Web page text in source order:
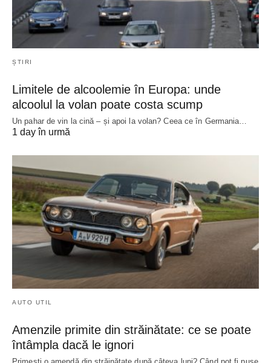
ȘTIRI
Limitele de alcoolemie în Europa: unde
alcoolul la volan poate costa scump
Un pahar de vin la cină – și apoi la volan? Ceea ce în Germania…
1 day în urmă
AUTO UTIL
Amenzile primite din străinătate: ce se poate
întâmpla dacă le ignori